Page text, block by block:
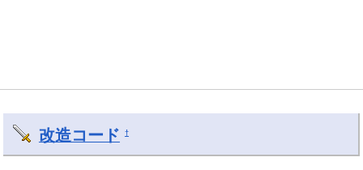
改造コード †